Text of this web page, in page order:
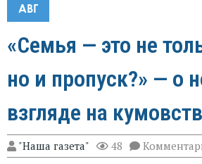
АВГ
«Семья — это не
но и пропуск?» — о
взгляде на
"Наша газета" 48